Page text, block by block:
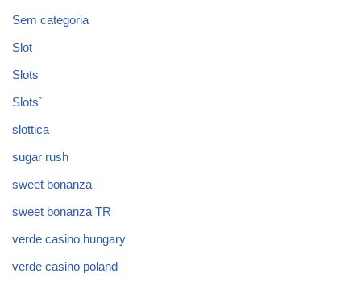
Sem categoria
Slot
Slots
Slots`
slottica
sugar rush
sweet bonanza
sweet bonanza TR
verde casino hungary
verde casino poland